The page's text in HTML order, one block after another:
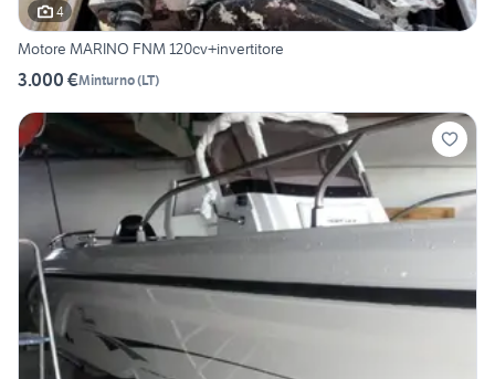
4
Motore MARINO FNM 120cv+invertitore
3.000 €Minturno(LT)